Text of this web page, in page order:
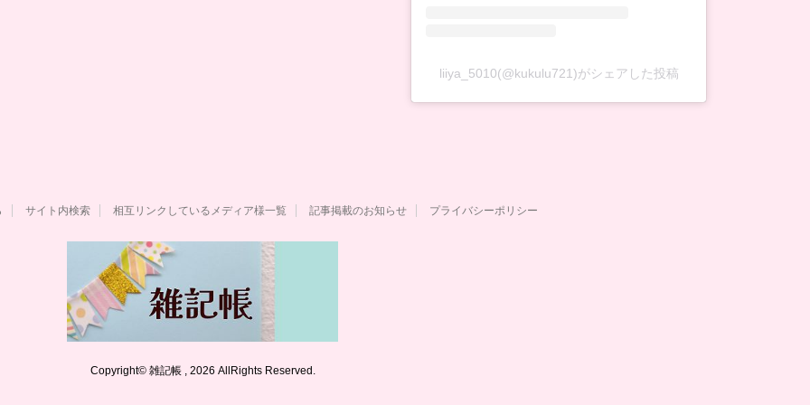
liiya_5010(@kukulu721)がシェアした投稿
サイト内検索 相互リンクしているメディア様一覧 記事掲載のお知らせ プライバシーポリシー
Copyright© 雑記帳 , 2026 AllRights Reserved.